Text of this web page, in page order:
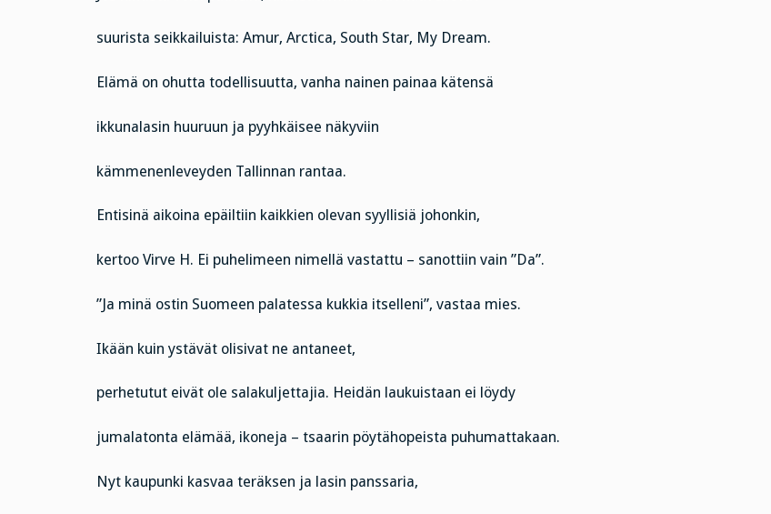
suurista seikkailuista: Amur, Arctica, South Star, My Dream.
Elämä on ohutta todellisuutta, vanha nainen painaa kätensä
ikkunalasin huuruun ja pyyhkäisee näkyviin
kämmenenleveyden Tallinnan rantaa.
Entisinä aikoina epäiltiin kaikkien olevan syyllisiä johonkin,
kertoo Virve H. Ei puhelimeen nimellä vastattu – sanottiin vain ”Da”.
”Ja minä ostin Suomeen palatessa kukkia itselleni”, vastaa mies.
Ikään kuin ystävät olisivat ne antaneet,
perhetutut eivät ole salakuljettajia. Heidän laukuistaan ei löydy
jumalatonta elämää, ikoneja – tsaarin pöytähopeista puhumattakaan.
Nyt kaupunki kasvaa teräksen ja lasin panssaria,